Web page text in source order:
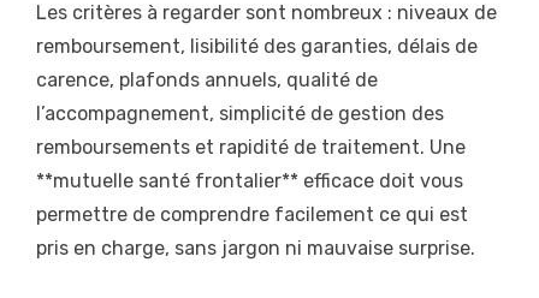
Les critères à regarder sont nombreux : niveaux de
remboursement, lisibilité des garanties, délais de
carence, plafonds annuels, qualité de
l’accompagnement, simplicité de gestion des
remboursements et rapidité de traitement. Une
**mutuelle santé frontalier** efficace doit vous
permettre de comprendre facilement ce qui est
pris en charge, sans jargon ni mauvaise surprise.